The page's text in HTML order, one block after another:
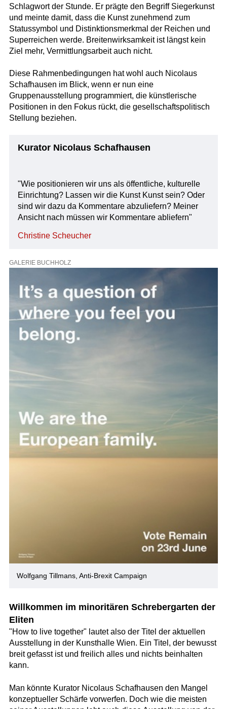
Schlagwort der Stunde. Er prägte den Begriff Siegerkunst
und meinte damit, dass die Kunst zunehmend zum
Statussymbol und Distinktionsmerkmal der Reichen und
Superreichen werde. Breitenwirksamkeit ist längst kein
Ziel mehr, Vermittlungsarbeit auch nicht.
Diese Rahmenbedingungen hat wohl auch Nicolaus
Schafhausen im Blick, wenn er nun eine
Gruppenausstellung programmiert, die künstlerische
Positionen in den Fokus rückt, die gesellschaftspolitisch
Stellung beziehen.
Kurator Nicolaus Schafhausen
"Wie positionieren wir uns als öffentliche, kulturelle
Einrichtung? Lassen wir die Kunst Kunst sein? Oder
sind wir dazu da Kommentare abzuliefern? Meiner
Ansicht nach müssen wir Kommentare abliefern"
Christine Scheucher
GALERIE BUCHHOLZ
Wolfgang Tillmans, Anti-Brexit Campaign
Willkommen im minoritären Schrebergarten der
Eliten
"How to live together" lautet also der Titel der aktuellen
Ausstellung in der Kunsthalle Wien. Ein Titel, der bewusst
breit gefasst ist und freilich alles und nichts beinhalten
kann.
Man könnte Kurator Nicolaus Schafhausen den Mangel
konzeptueller Schärfe vorwerfen. Doch wie die meisten